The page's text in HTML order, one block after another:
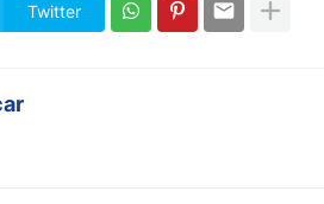
Twitter